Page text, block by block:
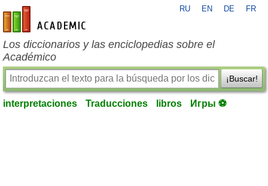
es-academic.com
RU EN DE FR
Los diccionarios y las enciclopedias sobre el
Académico
¡Buscar!
interpretaciones Traducciones libros Игры ⚽